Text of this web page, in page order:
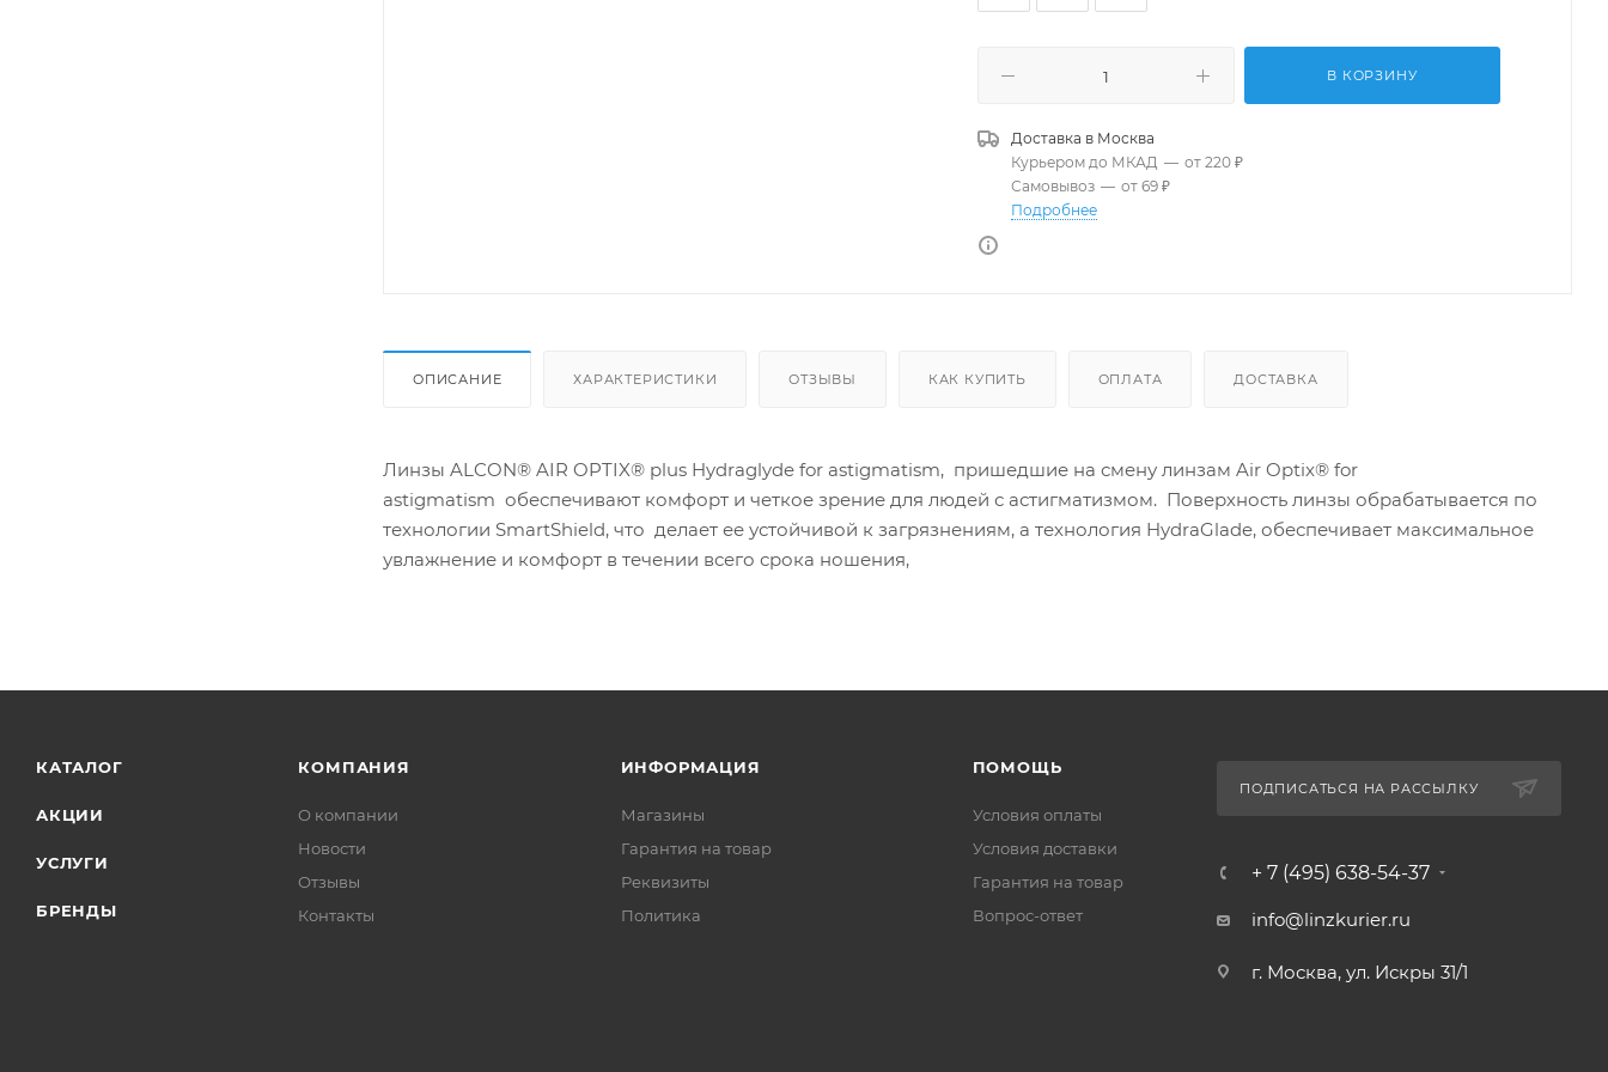
В КОРЗИНУ
Доставка в Москва
Курьером до МКАД — от 220 ₽
Самовывоз — от 69 ₽
Подробнее
ОПИСАНИЕ ХАРАКТЕРИСТИКИ ОТЗЫВЫ КАК КУПИТЬ ОПЛАТА ДОСТАВКА
Линзы ALCON® AIR OPTIX® plus Hydraglyde for astigmatism, пришедшие на смену линзам Air Optix® for
astigmatism обеспечивают комфорт и четкое зрение для людей с астигматизмом. Поверхность линзы обрабатывается по
технологии SmartShield, что делает ее устойчивой к загрязнениям, а технология HydraGlade, обеспечивает максимальное
увлажнение и комфорт в течении всего срока ношения,
КАТАЛОГ
АКЦИИ
УСЛУГИ
БРЕНДЫ
КОМПАНИЯ
О компании
Новости
Отзывы
Контакты
ИНФОРМАЦИЯ
Магазины
Гарантия на товар
Реквизиты
Политика
ПОМОЩЬ
Условия оплаты
Условия доставки
Гарантия на товар
Вопрос-ответ
ПОДПИСАТЬСЯ НА РАССЫЛКУ
+ 7 (495) 638-54-37
info@linzkurier.ru
г. Москва, ул. Искры 31/1